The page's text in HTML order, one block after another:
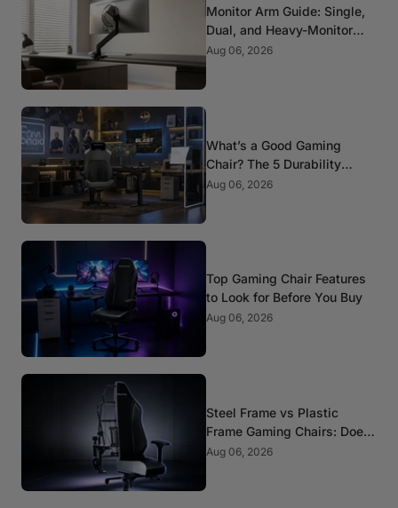
Monitor Arm Guide: Single,
Dual, and Heavy-Monitor
Mounts
Aug 06, 2026
What’s a Good Gaming
Chair? The 5 Durability
Standards That Actually
Aug 06, 2026
Top Gaming Chair Features
to Look for Before You Buy
Aug 06, 2026
Steel Frame vs Plastic
Frame Gaming Chairs: Does
It Matter?
Aug 06, 2026